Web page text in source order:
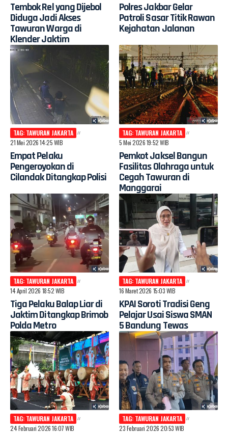
Tembok Rel yang Dijebol
Diduga Jadi Akses
Tawuran Warga di
Klender Jaktim
Polres Jakbar Gelar
Patroli Sasar Titik Rawan
Kejahatan Jalanan
TAG: TAWURAN JAKARTA
21 Mei 2026 14:25 WIB
Empat Pelaku
Pengeroyokan di
Cilandak Ditangkap Polisi
TAG: TAWURAN JAKARTA
5 Mei 2026 19:52 WIB
Pemkot Jaksel Bangun
Fasilitas Olahraga untuk
Cegah Tawuran di
Manggarai
TAG: TAWURAN JAKARTA
14 April 2026 18:52 WIB
Tiga Pelaku Balap Liar di
Jaktim Ditangkap Brimob
Polda Metro
TAG: TAWURAN JAKARTA
16 Maret 2026 15:03 WIB
KPAI Soroti Tradisi Geng
Pelajar Usai Siswa SMAN
5 Bandung Tewas
TAG: TAWURAN JAKARTA
24 Februari 2026 16:07 WIB
TAG: TAWURAN JAKARTA
23 Februari 2026 20:53 WIB